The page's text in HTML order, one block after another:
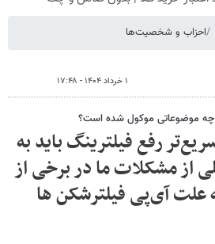
احزاب و شخصیت‌ها
۱ خرداد ۱۴۰۴ - ۱۷:۴۸
چه موضوعاتی موکول شده است؟
رفع فیلترینگ باید به
از مشکلات ما در برخی از
علت آی‌پی فیلترشکن ها